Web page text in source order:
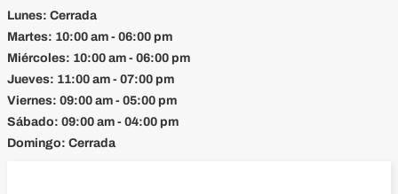
Lunes: Cerrada
Martes: 10:00 am - 06:00 pm
Miércoles: 10:00 am - 06:00 pm
Jueves: 11:00 am - 07:00 pm
Viernes: 09:00 am - 05:00 pm
Sábado: 09:00 am - 04:00 pm
Domingo: Cerrada